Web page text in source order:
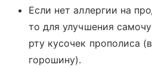
Если нет аллергии на
то для улучшения
рту кусочек прополиса
горошину).